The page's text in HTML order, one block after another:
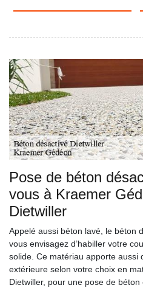
Pose de béton
vous à Kraemer
Dietwiller
Appelé aussi béton lavé, le béton
vous envisagez d’habiller votre
solide. Ce matériau apporte aussi
extérieure selon votre choix en
Dietwiller, pour une pose de